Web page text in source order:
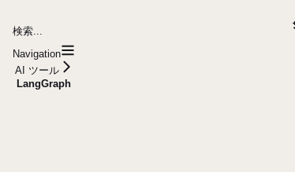
検索...
Navigation
AI ツール
LangGraph